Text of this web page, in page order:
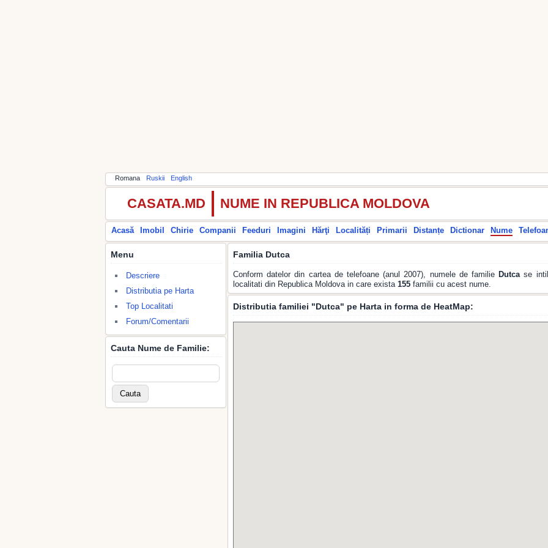
Romana Ruskii English
CASATA.MD NUME IN REPUBLICA MOLDOVA
Acasă Imobil Chirie Companii Feeduri Imagini Hărţi Localități Primarii Distanțe Dictionar Nume
Menu
Descriere
Distributia pe Harta
Top Localitati
Forum/Comentarii
Cauta Nume de Familie:
Familia Dutca
Conform datelor din cartea de telefoane (anul 2007), numele de familie Dutcase
localitati din Republica Moldova in care exista 155 familii cu acest nume.
Distributia familiei "Dutca" pe Harta in forma de HeatMap: